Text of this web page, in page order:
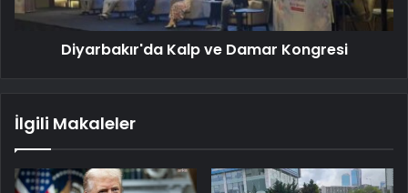
Diyarbakır'da Kalp ve Damar Kongresi
İlgili Makaleler